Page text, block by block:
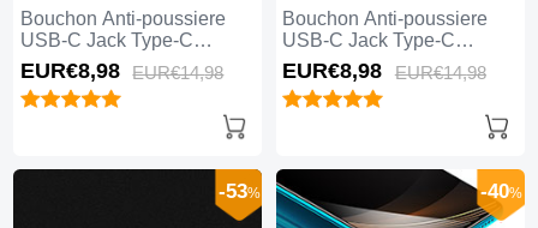
Bouchon Anti-poussiere
USB-C Jack Type-C
Universel H06 pour Apple
iPhone 15 Plus Rouge
EUR€8,98 EUR€14,98
Bouchon Anti-poussiere
USB-C Jack Type-C
Universel H05 pour Apple
iPhone 15 Plus Or Rose
EUR€8,98 EUR€14,98
-53% -40%